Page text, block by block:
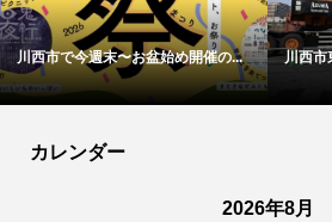
川西市で今週末〜お盆始め開催の... 川西市
カレンダー
2026年8月